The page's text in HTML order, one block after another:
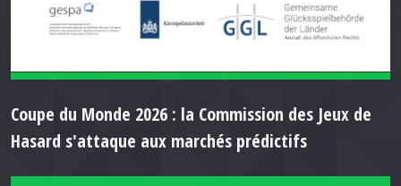
Coupe du Monde 2026 : la Commission des Jeux de
Hasard s'attaque aux marchés prédictifs